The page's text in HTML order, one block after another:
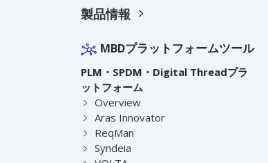
製品情報
MBDプラットフォームツール
PLM・SPDM・Digital Threadプラ
ットフォーム
Overview
Aras Innovator
ReqMan
Syndeia